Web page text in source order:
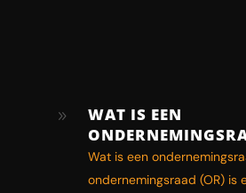
9
WAT IS EEN
Wat is een
ondernemingsraad (OR) is